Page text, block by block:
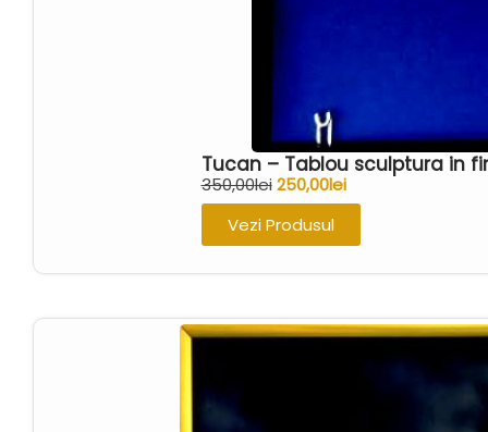
Tucan – Tablou sculptura in
350,00lei 250,00lei
Vezi Produsul